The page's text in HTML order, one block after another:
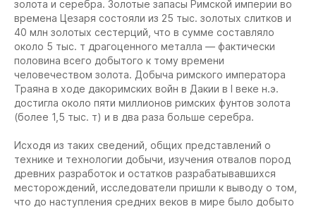
золота и серебра. Золотые запасы Римской империи во
времена Цезаря состояли из 25 тыс. золотых слитков и
40 млн золотых сестерций, что в сумме составляло
около 5 тыс. т драгоценного металла — фактически
половина всего добытого к тому времени
человечеством золота. Добыча римского императора
Траяна в ходе дакоримских войн в Дакии в I веке н.э.
достигла около пяти миллионов римских фунтов золота
(более 1,5 тыс. т) и в два раза больше серебра.
Исходя из таких сведений, общих представлений о
технике и технологии добычи, изучения отвалов пород
древних разработок и остатков разрабатывавшихся
месторождений, исследователи пришли к выводу о том,
что до наступления средних веков в мире было добыто